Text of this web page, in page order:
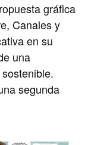
gráfica
Canales y
en su
una
segunda